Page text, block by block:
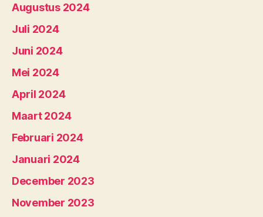
Augustus 2024
Juli 2024
Juni 2024
Mei 2024
April 2024
Maart 2024
Februari 2024
Januari 2024
December 2023
November 2023